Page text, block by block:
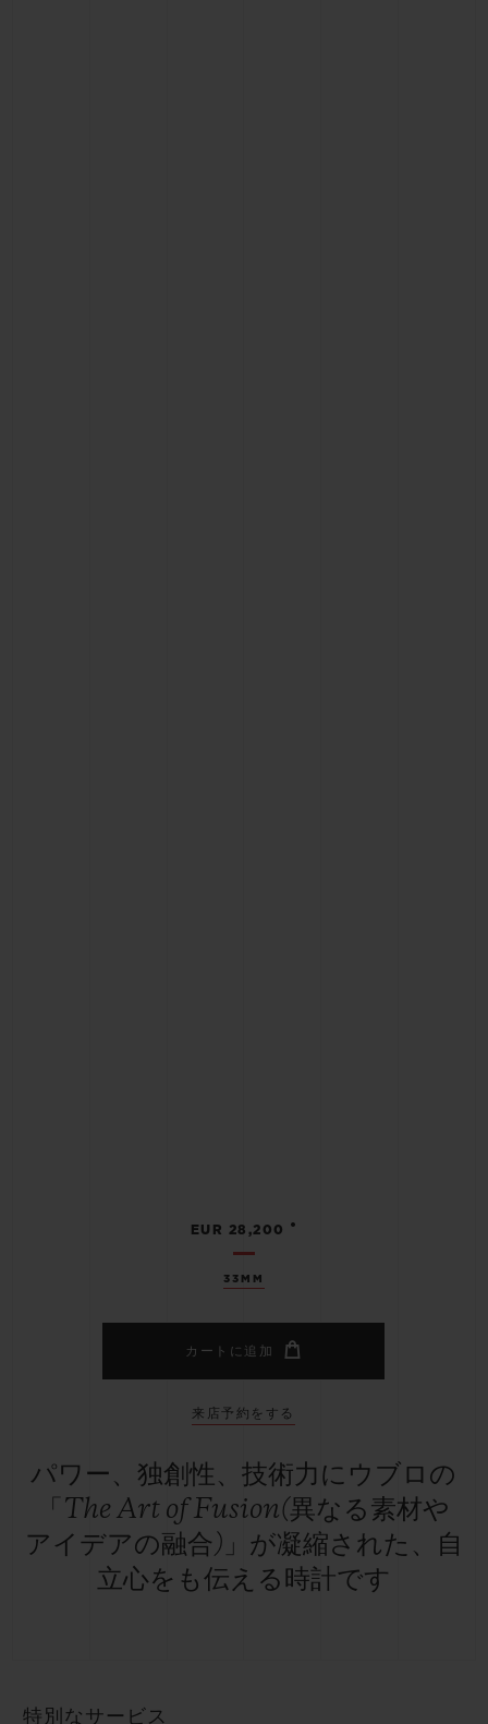
33MM
EUR 28,200 •
カートに追加
来店予約をする
パワー、独創性、技術力にウブロの
「The Art of Fusion(異なる素材や
アイデアの融合)」が凝縮された、自
立心をも伝える時計です
特別なサービス